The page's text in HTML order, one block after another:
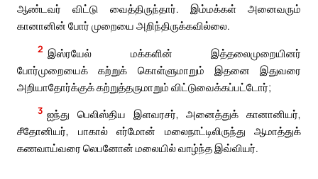
ஆண்டவர் விட்டு வைத்திருந்தார். இம்மக்கள் அனைவரும்
கானானின் போர் முறையை அறிந்திருக்கவில்லை.
2 இஸ்ரயேல் மக்களின் இத்தலைமுறையினர்
போர்முறையைக் கற்றுக் கொள்ளுமாறும் இதனை இதுவரை
அறியாதோர்க்குக் கற்றுத்தருமாறும் விட்டுவைக்கப்பட்டோர்;
3 ஐந்து பெலிஸ்திய இளவரசர், அனைத்துக் கானானியர்,
சீதோனியர், பாகால் எர்மோன் மலைநாட்டிலிருந்து ஆமாத்துக்
கணவாய்வரை லெபனோன் மலையில் வாழ்ந்த இவ்வியர்.